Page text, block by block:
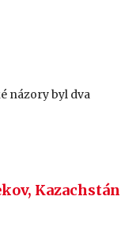
názory byl dva
Kazachstán